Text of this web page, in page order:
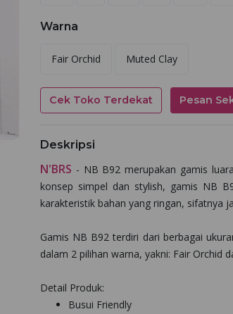
Warna
Fair Orchid Muted Clay
Cek Toko Terdekat Pesan
Deskripsi
N'BRS - NB B92 merupakan gamis
konsep simpel dan stylish, gamis NB
karakteristik bahan yang ringan, sifatnya
Gamis NB B92 terdiri dari berbagai
dalam 2 pilihan warna, yakni: Fair Orchid
Detail Produk:
Busui Friendly